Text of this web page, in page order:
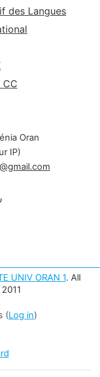
des Langues
CC
Oran
IP)
UNIV ORAN 1. All
(Log in)